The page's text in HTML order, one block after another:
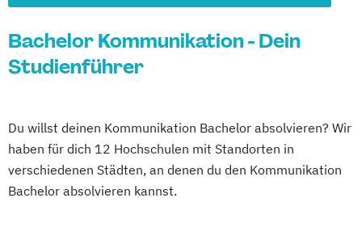
Bachelor Kommunikation - Dein
Studienführer
Du willst deinen Kommunikation Bachelor absolvieren? Wir
haben für dich 12 Hochschulen mit Standorten in
verschiedenen Städten, an denen du den Kommunikation
Bachelor absolvieren kannst.